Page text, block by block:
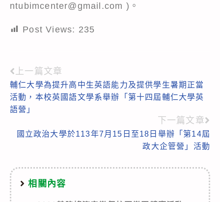
ntubimcenter@gmail.com )。
Post Views: 235
Read
more
articles
上一篇文章
輔仁大學為提升高中生英語能力及提供學生暑期正當
活動，本校英國語文學系舉辦「第十四屆輔仁大學英
語營」
下一篇文章
國立政治大學於113年7月15日至18日舉辦「第14屆
政大企管營」活動
相關內容